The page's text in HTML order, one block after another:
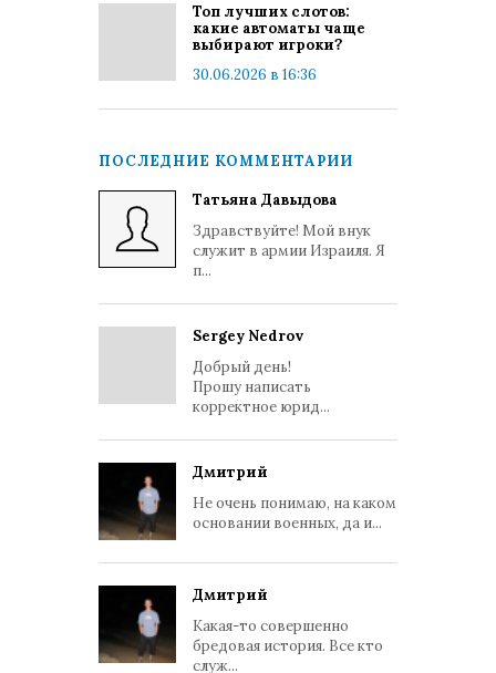
Топ лучших слотов:
какие автоматы чаще
выбирают игроки?
30.06.2026 в 16:36
ПОСЛЕДНИЕ КОММЕНТАРИИ
Татьяна Давыдова
Здравствуйте! Мой внук
служит в армии Израиля. Я
п...
Sergey Nedrov
Добрый день!
Прошу написать
корректное юрид...
Дмитрий
Не очень понимаю, на каком
основании военных, да и...
Дмитрий
Какая-то совершенно
бредовая история. Все кто
служ...